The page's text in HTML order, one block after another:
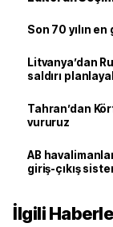
Son 70 yılın
Litvanya’dan
saldırı
Tahran’dan
vururuz
AB
giriş-çıkış
İlgili